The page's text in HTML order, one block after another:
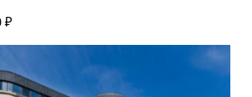
₽